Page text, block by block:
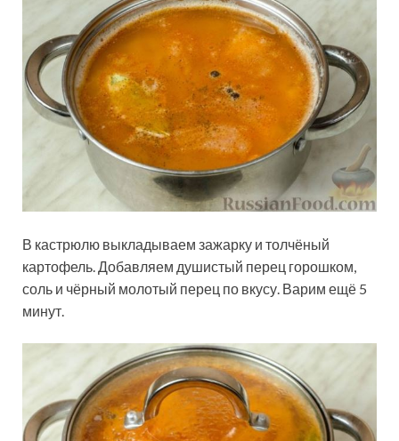
В кастрюлю выкладываем зажарку и толчёный
картофель. Добавляем душистый перец горошком,
соль и чёрный молотый перец по вкусу. Варим ещё 5
минут.